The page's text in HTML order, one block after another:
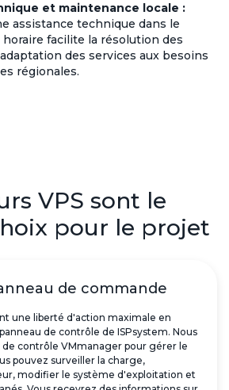
et maintenance locale :
assistance technique dans le
horaire facilite la résolution des
des services aux besoins
régionales.
VPS sont le
pour le projet
de commande
une liberté d'action maximale en
de contrôle de ISPsystem. Nous
de contrôle VMmanager pour gérer le
pouvez surveiller la charge,
modifier le système d'exploitation et